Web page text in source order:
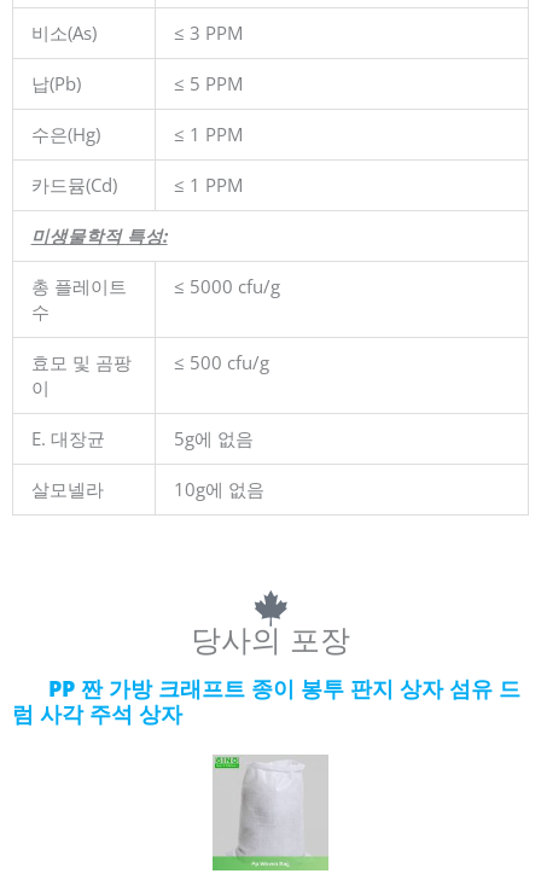
비소(As) ≤ 3 PPM
납(Pb) ≤ 5 PPM
수은(Hg) ≤ 1 PPM
카드뮴(Cd) ≤ 1 PPM
미생물학적 특성:
총 플레이트
수
≤ 5000 cfu/g
효모 및 곰팡
이
≤ 500 cfu/g
E. 대장균 5g에 없음
살모넬라 10g에 없음
당사의 포장
PP 짠 가방 크래프트 종이 봉투 판지 상자 섬유 드
럼 사각 주석 상자